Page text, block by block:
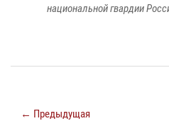
национальной гвардии
← Предыдущая